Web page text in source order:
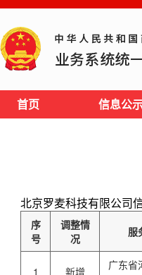
首页 信息公
北京罗麦科技有限公司
序
号
调整情
况
服
1 新增
广东省